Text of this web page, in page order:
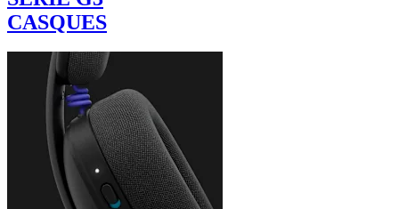
CASQUES